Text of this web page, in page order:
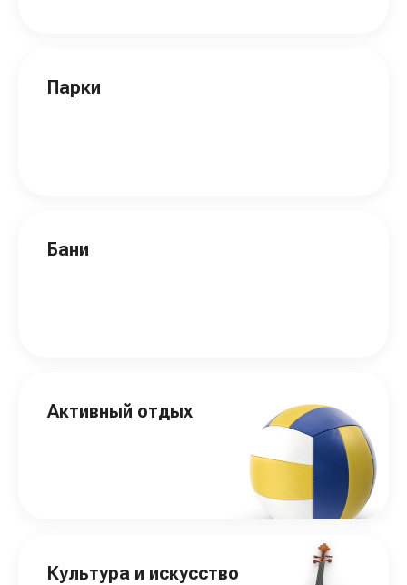
Парки
Бани
Активный отдых
Культура и искусство